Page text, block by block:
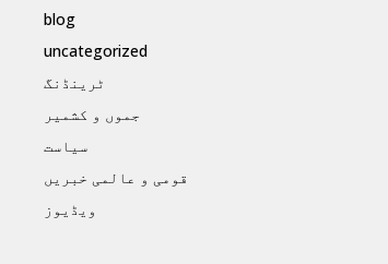
blog
uncategorized
ٹرینڈنگ
جموں و کشمیر
سیاست
قومی و عالمی خبریں
ویڈیوز